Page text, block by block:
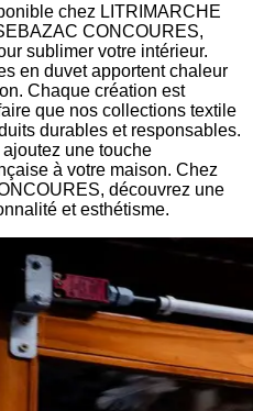
chez LITRIMARCHE
CONCOURES,
sublimer votre intérieur.
en duvet apportent chaleur
Chaque création est
que nos collections textile
durables et responsables.
une touche
à votre maison. Chez
découvrez une
et esthétisme.